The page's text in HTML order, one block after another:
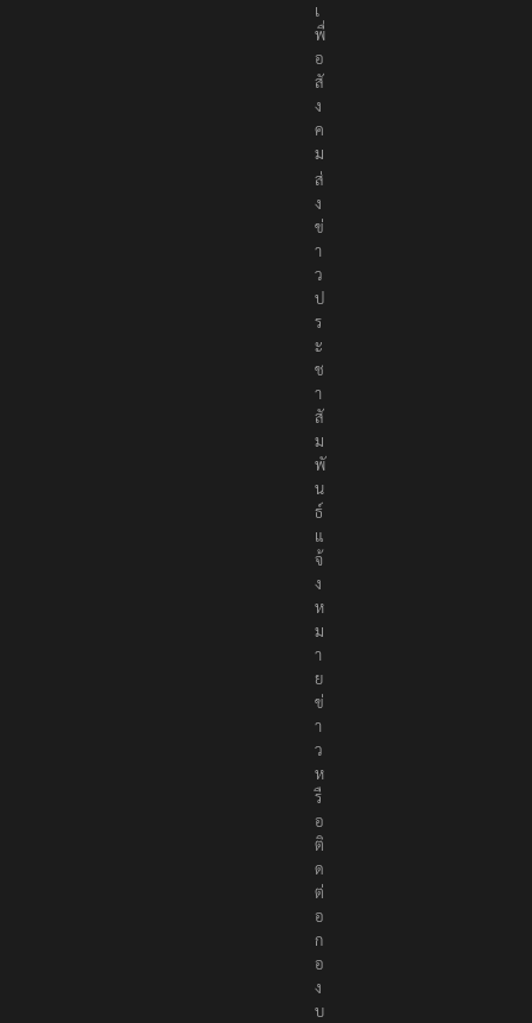
เ
พื่
อ
สั
ง
ค
ม
ส่
ง
ข่
า
ว
ป
ร
ะ
ช
า
สั
ม
พั
น
ธ์
แ
จ้
ง
ห
ม
า
ย
ข่
า
ว
ห
รื
อ
ติ
ด
ต่
อ
ก
อ
ง
บ